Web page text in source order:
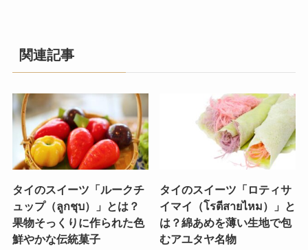
関連記事
タイのスイーツ「ルークチ
ュップ（ลูกชุบ）」とは？
果物そっくりに作られた色
鮮やかな伝統菓子
タイのスイーツ「ロティサ
イマイ（โรตีสายไหม）」と
は？綿あめを薄い生地で包
むアユタヤ名物